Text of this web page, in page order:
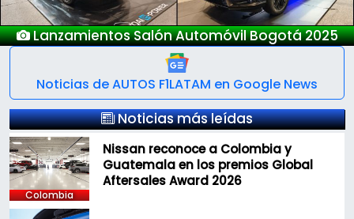
Salón Automóvil Bogotá 2025
Noticias de AUTOS F1LATAM en Google News
Noticias más leídas
Colombia
Nissan reconoce a Colombia y
Guatemala en los premios Global
Aftersales Award 2026